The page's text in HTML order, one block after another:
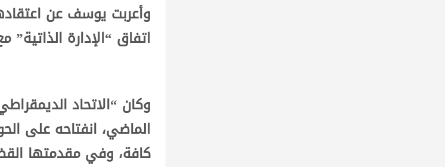
وأعربت يوسف عن
اتفاق “الإدارة
وكان “الاتحاد
الماضي، انفتاحه على
كافة، وفي مقدمتها